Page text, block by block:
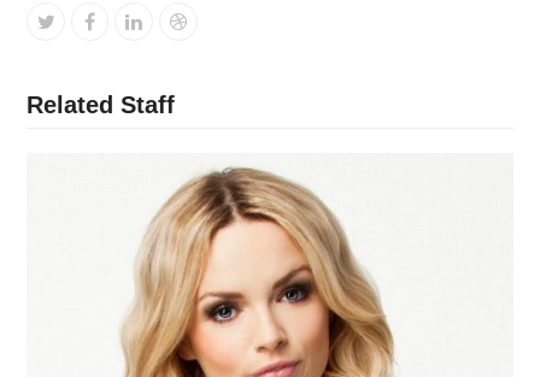
TwitterFacebook
LinkedinDribbble
Related Staff